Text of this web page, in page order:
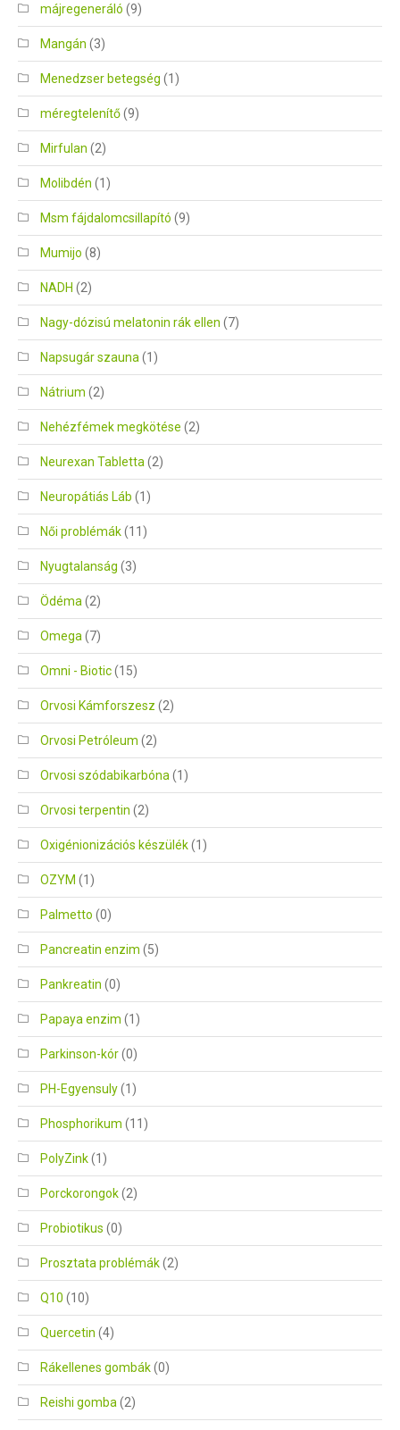
májregeneráló (9)
Mangán (3)
Menedzser betegség (1)
méregtelenítő(9)
Mirfulan (2)
Molibdén (1)
Msm fájdalomcsillapító (9)
Mumijo (8)
NADH (2)
Nagy-dózisú melatonin rák ellen (7)
Napsugár szauna (1)
Nátrium (2)
Nehézfémek megkötése (2)
Neurexan Tabletta (2)
Neuropátiás Láb (1)
Női problémák(11)
Nyugtalanság (3)
Ödéma (2)
Omega (7)
Omni - Biotic(15)
Orvosi Kámforszesz (2)
Orvosi Petróleum (2)
Orvosi szódabikarbóna (1)
Orvosi terpentin (2)
Oxigénionizációs készülék(1)
OZYM (1)
Palmetto (0)
Pancreatin enzim (5)
Pankreatin (0)
Papaya enzim (1)
Parkinson-kór(0)
PH-Egyensuly(1)
Phosphorikum (11)
PolyZink(1)
Porckorongok(2)
Probiotikus (0)
Prosztata problémák(2)
Q10 (10)
Quercetin (4)
Rákellenes gombák(0)
Reishi gomba (2)